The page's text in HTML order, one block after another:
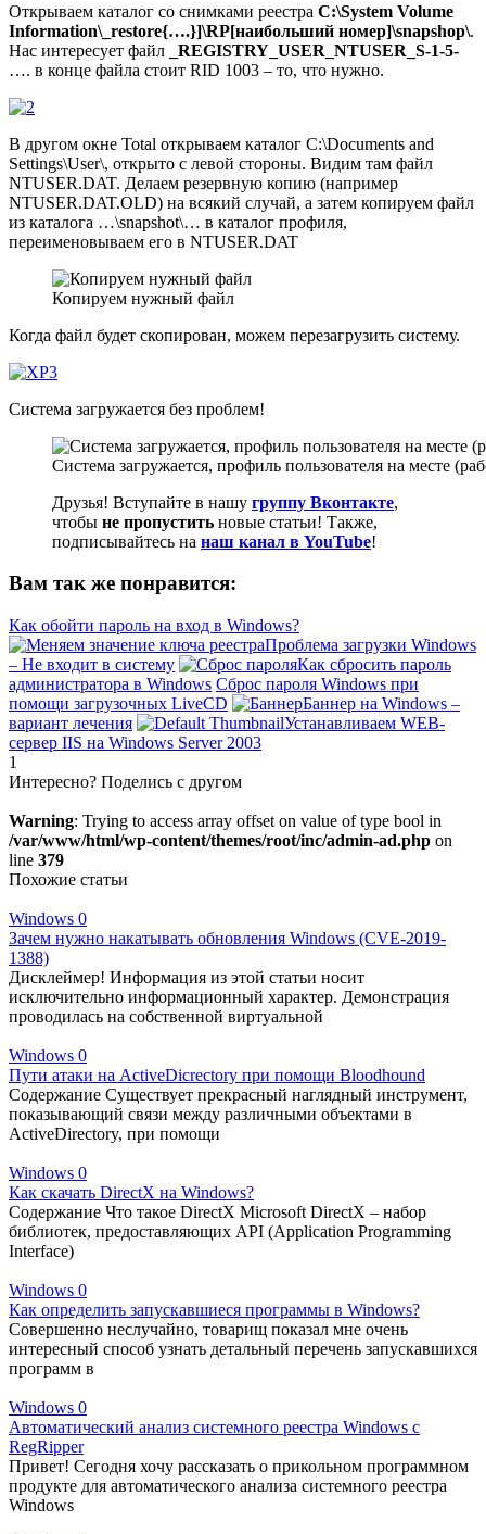
Открываем каталог со снимками реестра C:\System Volume
Information\_restore{….}]\RP[наибольший номер]\snapshop\.
Нас интересует файл
_REGISTRY_USER_NTUSER_S-1-5-
…. в конце файла стоит RID 1003 – то, что нужно.
В другом окне Total открываем каталог C:\Documents and
Settings\User\, открыто с левой стороны. Видим там файл
NTUSER.DAT. Делаем резервную копию (например
NTUSER.DAT.OLD) на всякий случай, а затем копируем файл
из каталога …\snapshot\… в каталог профиля,
переименовываем его в NTUSER.DAT
Копируем нужный файл
Когда файл будет скопирован, можем перезагрузить систему.
Система загружается без проблем!
Система загружается, профиль пользователя на месте
Друзья! Вступайте в нашу группу Вконтакте,
чтобы не пропустить новые статьи! Также,
подписывайтесь на наш канал в YouTube!
Вам так же понравится:
Как обойти пароль на вход в Windows?
Проблема загрузки Windows
– Не входит в систему
Как сбросить пароль
администратора в Windows Сброс пароля Windows при
помощи загрузочных LiveCD
Баннер на Windows –
вариант лечения
Устанавливаем WEB-
сервер IIS на Windows Server 2003
1
Интересно? Поделись с другом
Warning: Trying to access array offset on value of type bool in
/var/www/html/wp-content/themes/root/inc/admin-ad.php on
line 379
Похожие статьи
Windows 0
Зачем нужно накатывать обновления Windows (CVE-2019-
1388)
Дисклеймер! Информация из этой статьи носит
исключительно информационный характер. Демонстрация
проводилась на собственной виртуальной
Windows 0
Пути атаки на ActiveDicrectory при помощи Bloodhound
Содержание Существует прекрасный наглядный инструмент,
показывающий связи между различными объектами в
ActiveDirectory, при помощи
Windows 0
Как скачать DirectX на Windows?
Содержание Что такое DirectX Microsoft DirectX – набор
библиотек, предоставляющих API (Application Programming
Interface)
Windows 0
Как определить запускавшиеся программы в Windows?
Совершенно неслучайно, товарищ показал мне очень
интересный способ узнать детальный перечень запускавшихся
программ в
Windows 0
Автоматический анализ системного реестра Windows с
RegRipper
Привет! Сегодня хочу рассказать о прикольном программном
продукте для автоматического анализа системного реестра
Windows